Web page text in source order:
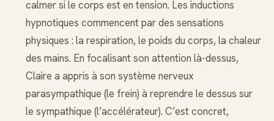
calmer si le corps est en tension. Les inductions
hypnotiques commencent par des sensations
physiques : la respiration, le poids du corps, la chaleur
des mains. En focalisant son attention là-dessus,
Claire a appris à son système nerveux
parasympathique (le frein) à reprendre le dessus sur
le sympathique (l’accélérateur). C’est concret,